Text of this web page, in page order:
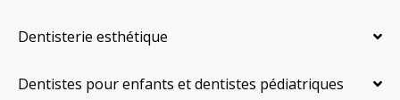
Dentisterie esthétique
Dentistes pour enfants et dentistes pédiatriques